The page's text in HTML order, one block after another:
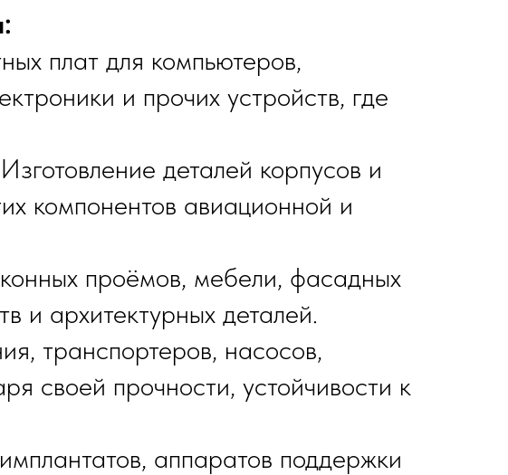
плат для компьютеров,
и прочих устройств, где
деталей корпусов и
компонентов авиационной и
проёмов, мебели, фасадных
и архитектурных деталей.
транспортеров, насосов,
своей прочности, устойчивости к
аппаратов поддержки